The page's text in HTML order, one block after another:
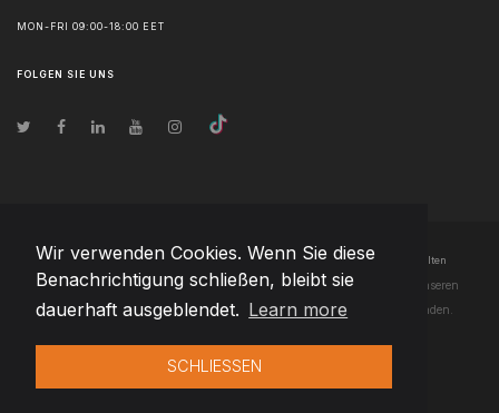
Wir verwenden Cookies. Wenn Sie diese
Benachrichtigung schließen, bleibt sie
dauerhaft ausgeblendet. Learn more
SCHLIESSEN
MON-FRI 09:00-18:00 EET
FOLGEN SIE UNS
© Urheberrecht2026 Team Extension AG Schweiz- Alle Rechte vorbehalten
Changelog● Durch die Nutzung dieser Website erklären Sie sich mit unseren
Nutzungsbedingungen und unserer Datenschutzerklärung einverstanden.